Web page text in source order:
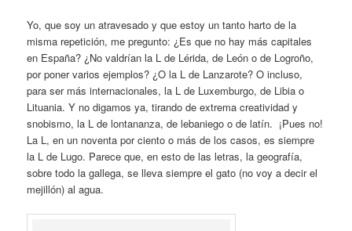
Yo, que soy un atravesado y que estoy un tanto harto de la
misma repetición, me pregunto: ¿Es que no hay más capitales
en España? ¿No valdrían la L de Lérida, de León o de Logroño,
por poner varios ejemplos? ¿O la L de Lanzarote? O incluso,
para ser más internacionales, la L de Luxemburgo, de Libia o
Lituania. Y no digamos ya, tirando de extrema creatividad y
snobismo, la L de lontananza, de lebaniego o de latín. ¡Pues no!
La L, en un noventa por ciento o más de los casos, es siempre
la L de Lugo. Parece que, en esto de las letras, la geografía,
sobre todo la gallega, se lleva siempre el gato (no voy a decir el
mejillón) al agua.